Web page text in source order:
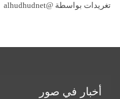
تغريدات بواسطة @alhudhudnet
أخبار في صور